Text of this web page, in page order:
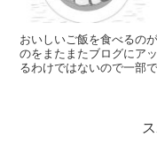
おいしいご飯を食べるの
のをまたまたブログにア
るわけではないので一部です） 〜夫が作ってくれたご